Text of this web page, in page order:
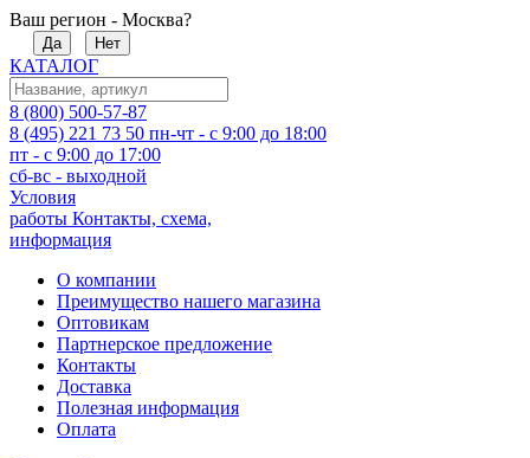
Ваш регион - Москва?
Да Нет
КАТАЛОГ
8 (800) 500-57-87
8 (495) 221 73 50 пн-чт - с 9:00 до 18:00
пт - с 9:00 до 17:00
сб-вс - выходной
Условия
работы Контакты, схема,
информация
О компании
Преимущество нашего магазина
Оптовикам
Партнерское предложение
Контакты
Доставка
Полезная информация
Оплата